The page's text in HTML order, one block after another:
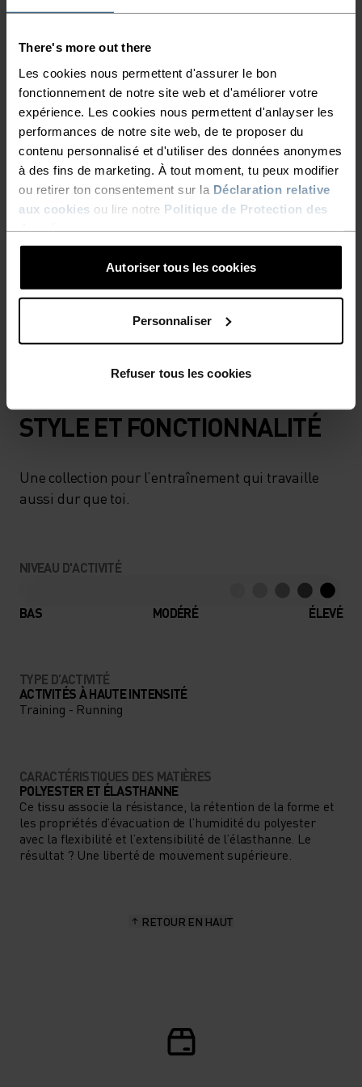
There's more out there
Les cookies nous permettent d'assurer le bon
fonctionnement de notre site web et d'améliorer votre
expérience. Les cookies nous permettent d'anlayser les
performances de notre site web, de te proposer du
contenu personnalisé et d'utiliser des données anonymes
à des fins de marketing. À tout moment, tu peux modifier
ou retirer ton consentement sur la Déclaration relative
aux cookies ou lire notre Politique de Protection des
Autoriser tous les cookies
Personnaliser
Refuser tous les cookies
COMPOSÉ À 82 % DE FIBRES
RECYCLÉES.
Le legging d’entrainement chiné Odlo Active 365
est conçu pour s’étirer, travailler sa force, les
sessions de course modérées et les marches du
week-end. Ce superbe modèle composé de 82 %
de polyester recyclé et de 18 % d’élasthanne
procure un maintien moyen. Doté d’une poche
pour le téléphone et d’une autre pour les clés, il
possède une large bande sans cordon de serrage
à la taille qui apporte confort et maintien. Ce
modèle est proposé dans deux élégantes couleurs
discrètement chinées. Notre legging confectionné
avec soin pour toutes tes activités quotidiennes.
STYLE ET FONCTIONNALITÉ
Une collection pour l’entraînement qui travaille
aussi dur que toi.
NIVEAU D'ACTIVITÉ
BAS MODÉRÉ ÉLEVÉ
TYPE D’ACTIVITÉ
ACTIVITÉS À HAUTE INTENSITÉ
Training - Running
CARACTÉRISTIQUES DES MATIÈRES
POLYESTER ET ÉLASTHANNE
Ce tissu associe la résistance, la rétention de la forme et
les propriétés d’évacuation de l’humidité du polyester
avec la flexibilité et l’extensibilité de l’élasthanne. Le
résultat ? Une liberté de mouvement supérieure.
RETOUR EN HAUT